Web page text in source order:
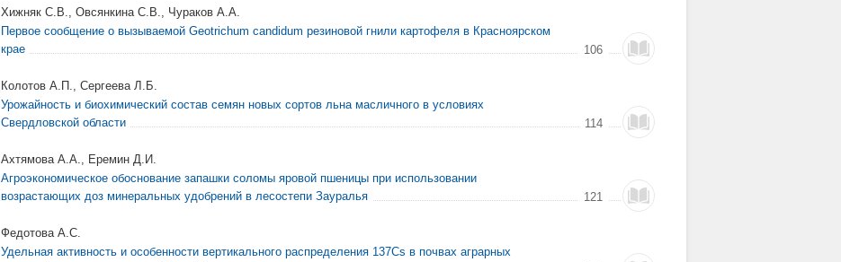
Хижняк С.В., Овсянкина С.В., Чураков А.А.
Первое сообщение о вызываемой Geotrichum candidum резиновой гнили картофеля в Красноярском
крае
106
Колотов А.П., Сергеева Л.Б.
Урожайность и биохимический состав семян новых сортов льна масличного в условиях
Свердловской области
114
Ахтямова А.А., Еремин Д.И.
Агроэкономическое обоснование запашки соломы яровой пшеницы при использовании
возрастающих доз минеральных удобрений в лесостепи Зауралья
121
Федотова А.С.
Удельная активность и особенности вертикального распределения 137Cs в почвах аграрных